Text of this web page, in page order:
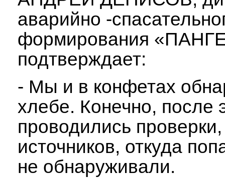
аварийно -
формирования
подтверждает:
- Мы и в конфетах
хлебе. Конечно, после
проводились
источников, откуда
не обнаруживали.